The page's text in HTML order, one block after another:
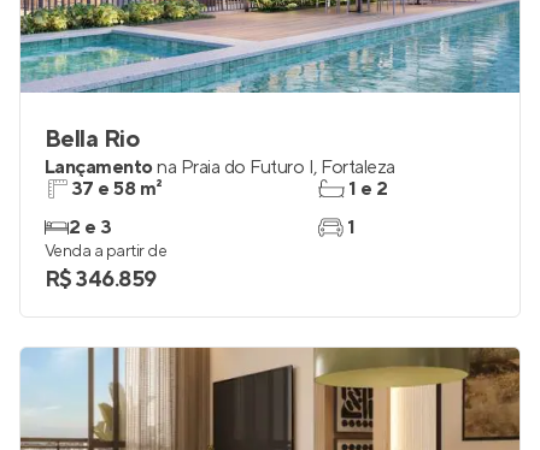
Bella Rio
Lançamentona Praia do Futuro I, Fortaleza
37 e 58 m²
2 e 3
1 e 2
1
Venda a partir de
R$ 346.859